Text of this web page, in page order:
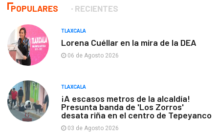
POPULARES RECIENTES
TLAXCALA
Lorena Cuéllar en la mira de la DEA
06 de Agosto 2026
TLAXCALA
¡A escasos metros de la alcaldía!
Presunta banda de 'Los Zorros'
desata riña en el centro de Tepeyanco
03 de Agosto 2026